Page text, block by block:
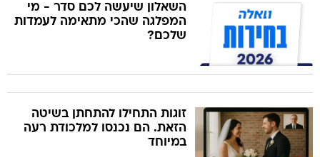
השאלון שיעשה לכם סדר - מי
המפלגה שהכי מתאימה לעמדות
שלכם?
זוגות התחילו להתחתן בשיטה
הזאת. הם נכנסו למלכודת רעה
במיוחד